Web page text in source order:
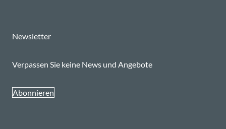
Newsletter
Verpassen Sie keine News und Angebote
Abonnieren